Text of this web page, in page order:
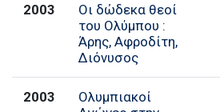
2003
Οι δώδεκα θεοί
του Ολύμπου :
Άρης, Αφροδίτη,
Διόνυσος
2003
Ολυμπιακοί